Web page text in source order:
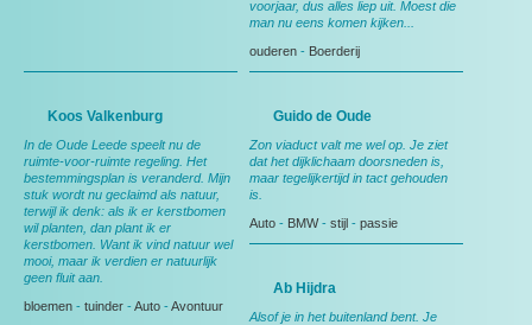
voorjaar, dus alles liep uit. Moest die
man nu eens komen kijken...
ouderen - Boerderij
Koos Valkenburg
In de Oude Leede speelt nu de
ruimte-voor-ruimte regeling. Het
bestemmingsplan is veranderd. Mijn
stuk wordt nu geclaimd als natuur,
terwijl ik denk: als ik er kerstbomen
wil planten, dan plant ik er
kerstbomen. Want ik vind natuur wel
mooi, maar ik verdien er natuurlijk
geen fluit aan.
bloemen - tuinder -Auto -Avontuur
Guido de Oude
Zon viaduct valt me wel op. Je ziet
dat het dijklichaam doorsneden is,
maar tegelijkertijd in tact gehouden
is.
Auto - BMW- stijl - passie
Ab Hijdra
Alsof je in het buitenland bent. Je